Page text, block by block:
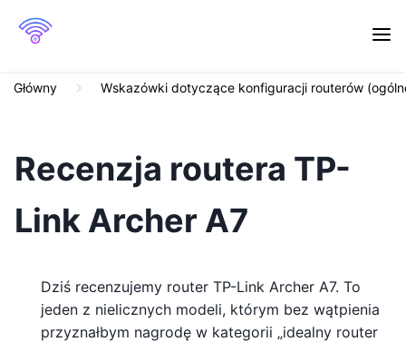
Główny Wskazówki dotyczące konfiguracji routerów
Recenzja routera TP-
Link Archer A7
Dziś recenzujemy router TP-Link Archer A7. To
jeden z nielicznych modeli, którym bez wątpienia
przyznałbym nagrodę w kategorii „idealny router